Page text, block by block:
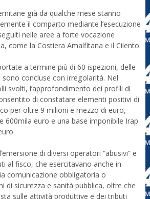
già da qualche mese stanno
il comparto mediante l’esecuzione
nelle aree a forte vocazione
come la Costiera Amalfitana e il Cilento.
a termine più di 60 ispezioni, delle
concluse con irregolarità. Nel
svolti, l’approfondimento dei profili di
di constatare elementi positivi di
per oltre 9 milioni e mezzo di euro,
600mila euro e una base imponibile Irap
di diversi operatori “abusivi” e
al fisco, che esercitavano anche in
comunicazione obbligatoria o
di sicurezza e sanità pubblica, oltre che
sulle attività produttive e dei tributi